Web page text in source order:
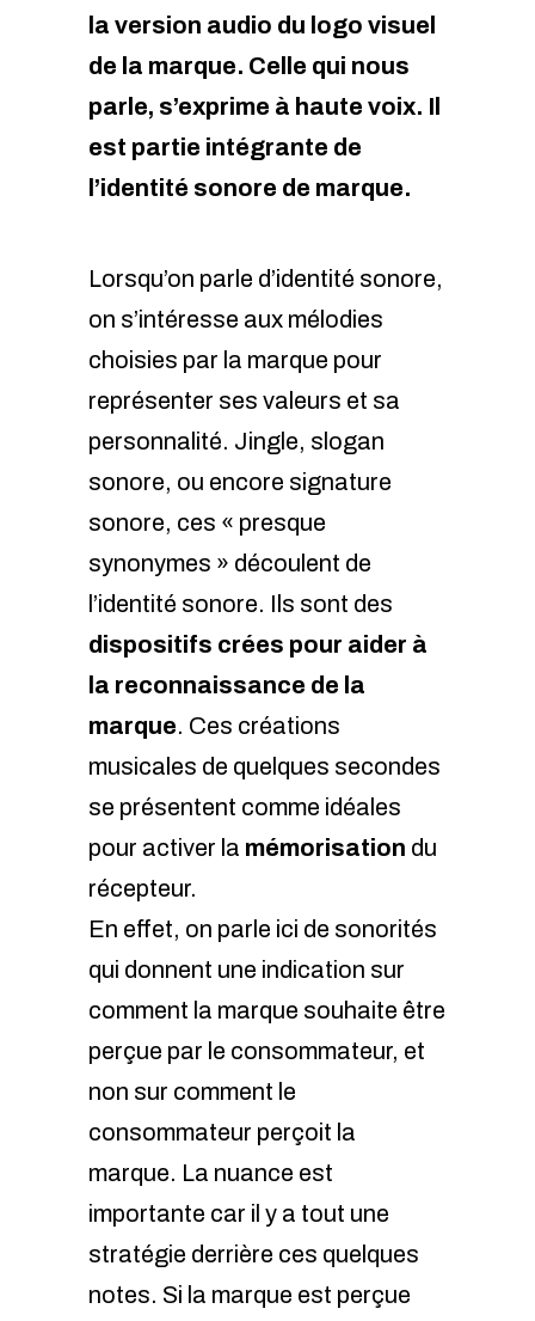
la version audio du logo visuel
de la marque. Celle qui nous
parle, s’exprime à haute voix. Il
est partie intégrante de
l’identité sonore de marque.
Lorsqu’on parle d’identité sonore,
on s’intéresse aux mélodies
choisies par la marque pour
représenter ses valeurs et sa
personnalité. Jingle, slogan
sonore, ou encore signature
sonore, ces « presque
synonymes » découlent de
l’identité sonore. Ils sont des
dispositifs crées pour aider à
la reconnaissance de la
marque. Ces créations
musicales de quelques secondes
se présentent comme idéales
pour activer la mémorisation du
récepteur.
En effet, on parle ici de sonorités
qui donnent une indication sur
comment la marque souhaite être
perçue par le consommateur, et
non sur comment le
consommateur perçoit la
marque. La nuance est
importante car il y a tout une
stratégie derrière ces quelques
notes. Si la marque est perçue